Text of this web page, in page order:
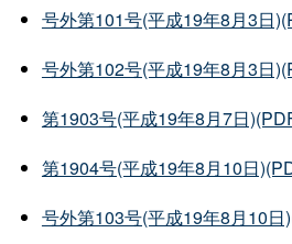
号外第101号(平成19年8月3日
号外第102号(平成19年8月3日
第1903号(平成19年8月7日
第1904号(平成19年8月10日
号外第103号(平成19年8月10日